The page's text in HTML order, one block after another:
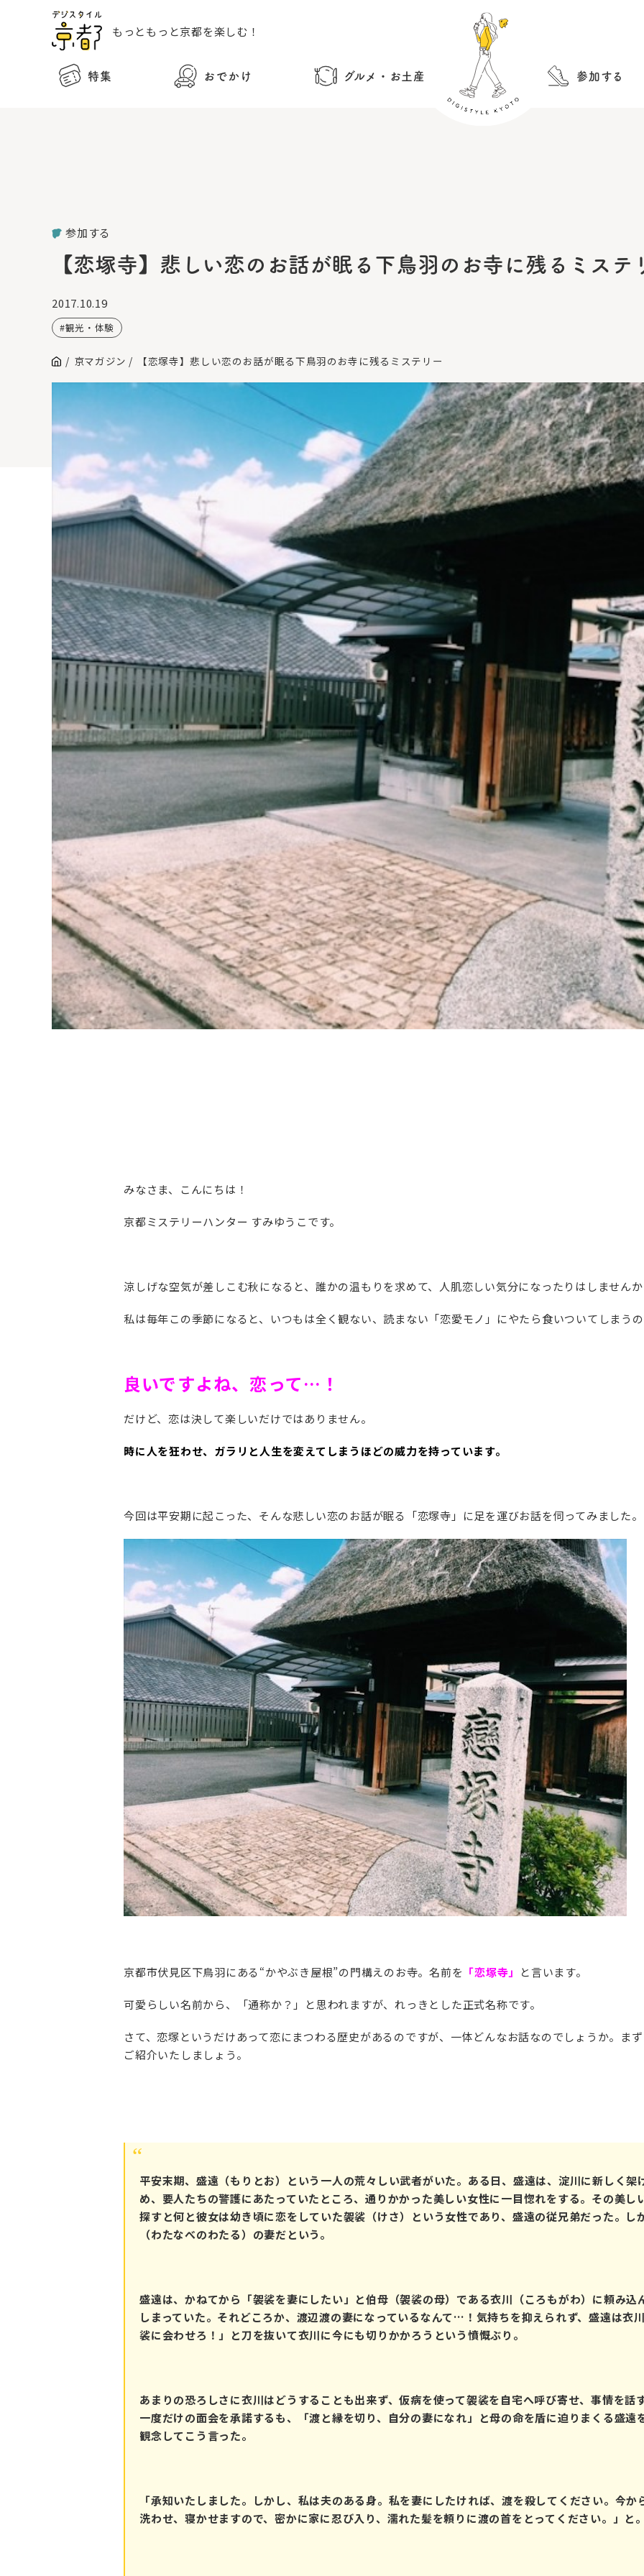
もっともっと京都を楽しむ！
特集 おでかけ グルメ・お土産 参加する
参加する
【恋塚寺】悲しい恋のお話が眠る下鳥羽のお寺に残るミステ
2017.10.19
観光・体験
京マガジン 【恋塚寺】悲しい恋のお話が眠る下鳥羽のお寺に残るミステリー
みなさま、こんにちは！
京都ミステリーハンター すみゆうこです。
涼しげな空気が差しこむ秋になると、誰かの温もりを求めて、人肌恋しい気分になったりはしません
私は毎年この季節になると、いつもは全く観ない、読まない「恋愛モノ」にやたら食いついてしまう
良いですよね、恋って…！
だけど、恋は決して楽しいだけではありません。
時に人を狂わせ、ガラリと人生を変えてしまうほどの威力を持っています。
今回は平安期に起こった、そんな悲しい恋のお話が眠る「恋塚寺」に足を運びお話を伺ってみました。
京都市伏見区下鳥羽にある“かやぶき屋根”の門構えのお寺。名前を 「恋塚寺」 と言います。
可愛らしい名前から、「通称か？」と思われますが、れっきとした正式名称です。
さて、恋塚というだけあって恋にまつわる歴史があるのですが、一体どんなお話なのでしょうか。ま
ご紹介いたしましょう。
平安末期、盛遠（もりとお）という一人の荒々しい武者がいた。ある日、盛遠は、淀川に新しく
め、要人たちの警護にあたっていたところ、通りかかった美しい女性に一目惚れをする。その美
探すと何と彼女は幼き頃に恋をしていた袈裟（けさ）という女性であり、盛遠の従兄弟だった。し
（わたなべのわたる）の妻だという。
盛遠は、かねてから「袈裟を妻にしたい」と伯母（袈裟の母）である衣川（ころもがわ）に頼み込
しまっていた。それどころか、渡辺渡の妻になっているなんて…！気持ちを抑えられず、盛遠は衣
裟に会わせろ！」と刀を抜いて衣川に今にも切りかかろうという憤慨ぶり。
あまりの恐ろしさに衣川はどうすることも出来ず、仮病を使って袈裟を自宅へ呼び寄せ、事情を話
一度だけの面会を承諾するも、「渡と縁を切り、自分の妻になれ」と母の命を盾に迫りまくる盛
観念してこう言った。
「承知いたしました。しかし、私は夫のある身。私を妻にしたければ、渡を殺してください。今
洗わせ、寝かせますので、密かに家に忍び入り、濡れた髪を頼りに渡の首をとってください。」と